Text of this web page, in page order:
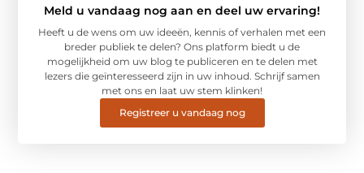
Meld u vandaag nog aan en deel uw ervaring!
Heeft u de wens om uw ideeën, kennis of verhalen met een
breder publiek te delen? Ons platform biedt u de
mogelijkheid om uw blog te publiceren en te delen met
lezers die geïnteresseerd zijn in uw inhoud. Schrijf samen
met ons en laat uw stem klinken!
Registreer u vandaag nog